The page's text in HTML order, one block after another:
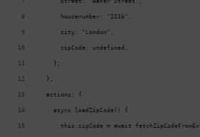
      street: "Baker Street",
      housenumber: "221b",
      city: "London",
      zipCode: undefined,
    };
  },
  actions: {
    async loadZipCode() {
this.zipCode = await